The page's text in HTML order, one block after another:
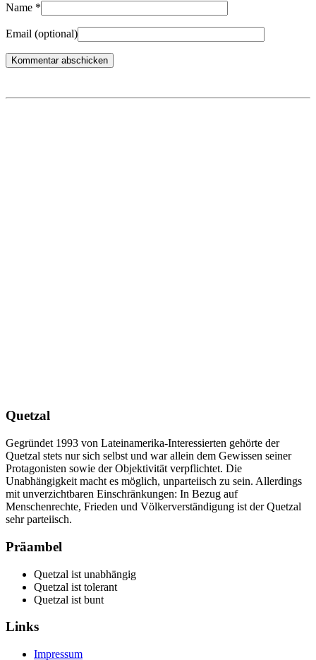
Name *
Email (optional)
Quetzal
Gegründet 1993 von Lateinamerika-Interessierten gehörte der
Quetzal stets nur sich selbst und war allein dem Gewissen seiner
Protagonisten sowie der Objektivität verpflichtet. Die
Unabhängigkeit macht es möglich, unparteiisch zu sein. Allerdings
mit unverzichtbaren Einschränkungen: In Bezug auf
Menschenrechte, Frieden und Völkerverständigung ist der Quetzal
sehr parteiisch.
Präambel
Quetzal ist unabhängig
Quetzal ist tolerant
Quetzal ist bunt
Links
Impressum